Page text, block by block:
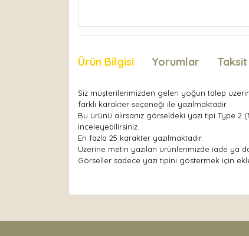
Ürün Bilgisi Yorumlar
Siz müşterilerimizden gelen yoğun talep
farklı karakter seçeneği ile yazılmaktadır.
Bu ürünü alırsanız görseldeki yazı tipi Type
inceleyebilirsiniz.
En fazla 25 karakter yazılmaktadır.
Üzerine metin yazılan ürünlerimizde iade ya
Görseller sadece yazı tipini göstermek için